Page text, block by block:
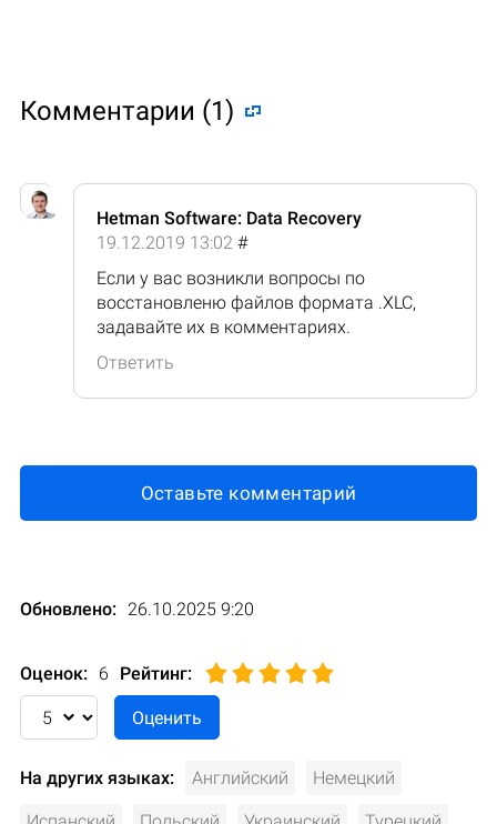
Комментарии (1)
Hetman Software: Data Recovery
19.12.2019 13:02 #
Если у вас возникли вопросы по
восстановленю файлов формата .XLC,
задавайте их в комментариях.
Ответить
Оставьте комментарий
Обновлено: 26.10.2025 9:20
Оценок: 6 Рейтинг:
На других языках: Английский Немецкий